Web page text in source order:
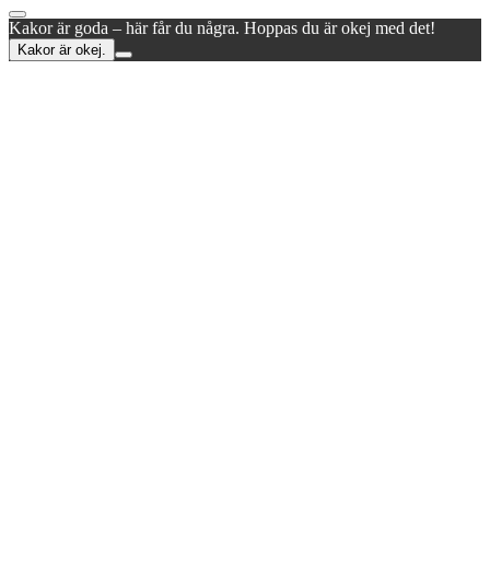
Rulla
till
toppen
Kakor är goda – här får du några. Hoppas du är okej med det!
Kakor är okej.